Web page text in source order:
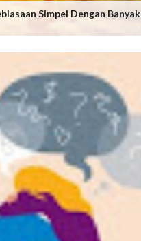
Simpel Dengan Banyak